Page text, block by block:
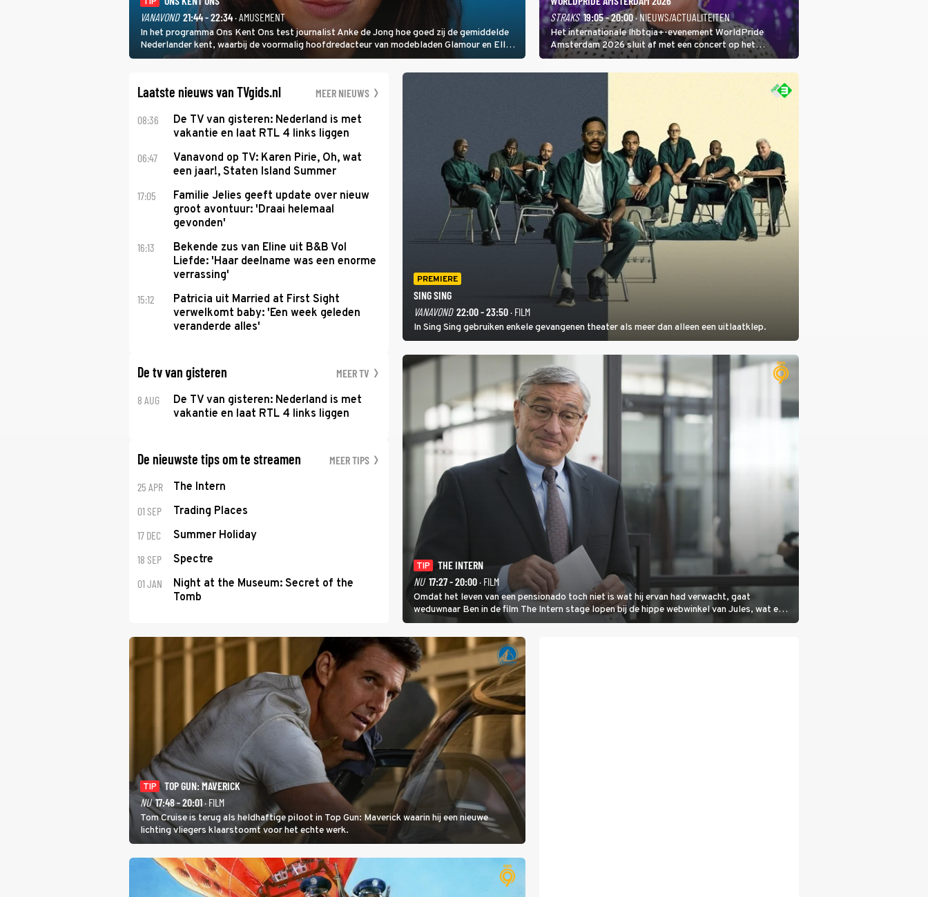
VANAVOND 21:44 - 22:34· AMUSEMENT
In het programma Ons Kent Ons test journalist Anke de Jong hoe goed zij de gemiddelde
Nederlander kent, waarbij de voormalig hoofdredacteur van modebladen Glamour en Elle
het samen met rapper Keizer opneemt tegen Edson da Graça en Marc-Marie Huijbregts.
STRAKS 19:05 - 20:00· NIEUWS/ACTUALITEITEN
Het internationale lhbtqia+-evenement WorldPride
Amsterdam 2026 sluit af met een concert op het
Amsterdamse Museumplein. Anita Doth is een van de
optredende artiesten. In de jaren 90 veroverde ze de
Laatste nieuws van TVgids.nl MEER NIEUWS
08:36
De TV van gisteren: Nederland is met
vakantie en laat RTL 4 links liggen
06:47
Vanavond op TV: Karen Pirie, Oh, wat
een jaar!, Staten Island Summer
17:05
Familie Jelies geeft update over nieuw
groot avontuur: 'Draai helemaal
gevonden'
16:13
Bekende zus van Eline uit B&B Vol
Liefde: 'Haar deelname was een enorme
verrassing'
15:12
Patricia uit Married at First Sight
verwelkomt baby: 'Een week geleden
veranderde alles'
De tv van gisteren MEER TV
8 AUG
De TV van gisteren: Nederland is met
vakantie en laat RTL 4 links liggen
De nieuwste tips om te streamen MEER TIPS
25 APR The Intern
01 SEP Trading Places
17 DEC Summer Holiday
18 SEP Spectre
01 JAN
Night at the Museum: Secret of the
Tomb
PREMIERE
SING SING
VANAVOND 22:00 - 23:50· FILM
In Sing Sing gebruiken enkele gevangenen theater als meer dan alleen een uitlaatklep.
TIP
THE INTERN
NU 17:27 - 20:00· FILM
Omdat het leven van een pensionado toch niet is wat hij ervan had verwacht, gaat
weduwnaar Ben in de film The Intern stage lopen bij de hippe webwinkel van Jules, wat een
gouden zet blijkt te zijn.
TIP
TOP GUN: MAVERICK
NU 17:48 - 20:01· FILM
Tom Cruise is terug als heldhaftige piloot in Top Gun: Maverick waarin hij een nieuwe
lichting vliegers klaarstoomt voor het echte werk.